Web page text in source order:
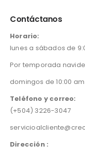
Contáctanos
Horario:
lunes a sábados de
Por temporada
domingos de 10:00
Teléfono y correo:
(+504) 3226-3047
Dirección :